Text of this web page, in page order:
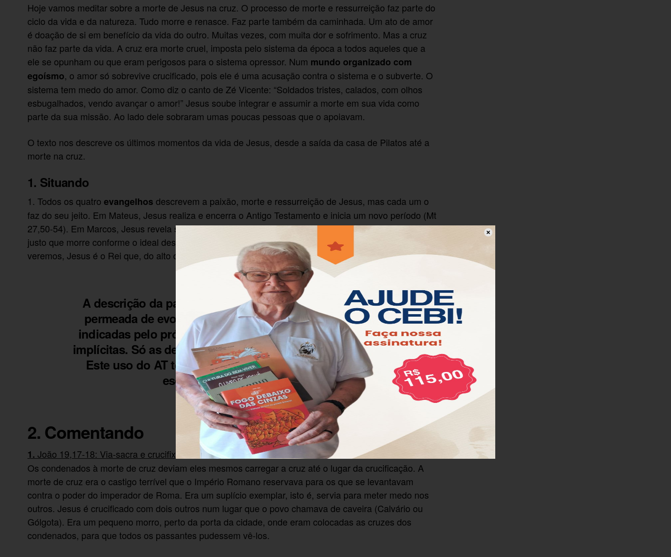
Hoje vamos meditar sobre a morte de Jesus na cruz. O processo de morte e ressurreição faz parte do
ciclo da vida e da natureza. Tudo morre e renasce. Faz parte também da caminhada. Um ato de amor
é doação de si em benefício da vida do outro. Muitas vezes, com muita dor e sofrimento. Mas a cruz
não faz parte da vida. A cruz era morte cruel, imposta pelo sistema da época a todos aqueles que a
ele se opunham ou que eram perigosos para o sistema opressor. Num mundo organizado com
egoísmo, o amor só sobrevive crucificado, pois ele é uma acusação contra o sistema e o subverte. O
sistema tem medo do amor. Como diz o canto de Zé Vicente: “Soldados tristes, calados, com olhos
esbugalhados, vendo avançar o amor!” Jesus soube integrar e assumir a morte em sua vida como
parte da sua missão. Ao lado dele sobraram umas poucas pessoas que o apoiavam.
O texto nos descreve os últimos momentos da vida de Jesus, desde a saída da casa de Pilatos até a
morte na cruz.
1. Situando
1. Todos os quatroevangelhos descrevem a paixão, morte e ressurreição de Jesus, mas cada um o
faz do seu jeito. Em Mateus, Jesus realiza e encerra o Antigo Testamento e inicia um novo período (Mt
27,50-54). Em Marcos, Jesus revela sua divindade aos pagãos (Mc 15,37-39). Em Lucas, Jesus é o
justo que morre conforme o ideal descrito no livro de Sabedoria (Lc 23,44-48). Em João, como
veremos, Jesus é o Rei que, do alto do trono da sua cruz, triunfa sobre o poder do mal. 2.
A descrição da paixão de Jesus, do começo ao fim, está
permeada de evocações do AT. Algumas são explícitas,
indicadas pelo próprio evangelista. Outras, a maioria, são
implícitas. Só as descobre quem conhece de memória o AT.
Este uso do AT tem um significado profundo, que será
esclarecido no Alargando.
2. Comentando
1.João 19,17-18: Via-sacra e crucifixão
Os condenados à morte de cruz deviam eles mesmos carregar a cruz até o lugar da crucificação. A
morte de cruz era o castigo terrível que o Império Romano reservava para os que se levantavam
contra o poder do imperador de Roma. Era um suplício exemplar, isto é, servia para meter medo nos
outros. Jesus é crucificado com dois outros num lugar que o povo chamava de caveira (Calvário ou
Gólgota). Era um pequeno morro, perto da porta da cidade, onde eram colocadas as cruzes dos
condenados, para que todos os passantes pudessem vê-los.